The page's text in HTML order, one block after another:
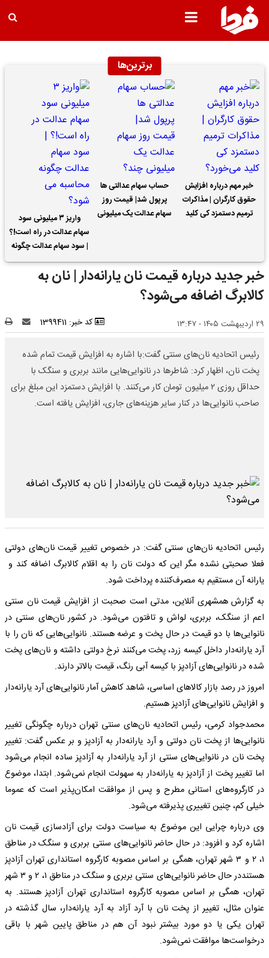
برترین‌ها
خبر مهم درباره افزایش
حقوق کارگران | مذاکرات
ترمیم دستمزد کی کلید
حساب سهام عدالتی ها
پرپول شد| قیمت روز
سهام عدالت یک میلیونی
واریز ۳ میلیونی سود
سهام عدالت در راه است!؟
| سود سهام عدالت چگونه
محاسبه می شود؟
خبر جدید درباره قیمت نان یارانه‌دار | نان به
کالابرگ اضافه می‌شود؟
۲۹ اردیبهشت ۱۴۰۵ - ۱۳:۴۷ کد خبر: 1399411
رئیس اتحادیه نان‌های سنتی گفت:با اشاره به افزایش قیمت تمام شده
پخت نان، اظهار کرد: شاطرها در نانوایی‌هایی مانند بربری و سنگک با
حداقل روزی ۲ میلیون تومان کار می‌کنند. با افزایش دستمزد این مبلغ برای
صاحب نانوایی‌ها در کنار سایر هزینه‌های جاری، افزایش یافته است.
رئیس اتحادیه نان‌های سنتی گفت: در خصوص تغییر قیمت نان‌های دولتی
فعلا صحبتی نشده مگر این که دولت نان را به اقلام کالابرگ اضافه کند و
یارانه آن مستقیم به مصرف‌کننده پرداخت شود.
به گزارش همشهری آنلاین، مدتی است صحبت از افزایش قیمت نان سنتی
اعم از سنگک، بربری، لواش و تافتون می‌شود. در کشور نان‌های سنتی در
نانوایی‌ها با دو قیمت در حال پخت و عرضه هستند. نانوایی‌هایی که نان را با
آرد یارانه‌دار داخل کیسه زرد، پخت می‌کنند نرخ دولتی داشته و نان‌های پخت
شده در نانوایی‌های آزادپز با کیسه آبی رنگ، قیمت بالاتر دارند.
امروز در رصد بازار کالاهای اساسی، شاهد کاهش آمار نانوایی‌های آرد یارانه‌دار
و افزایش نانوایی‌های آزادپز هستیم.
محمدجواد کرمی، رئیس اتحادیه نان‌های سنتی تهران درباره چگونگی تغییر
نانوایی‌ها از پخت نان دولتی و آرد یارانه‌دار به آزادپز و بر عکس گفت: تغییر
پخت نان در نانوایی‌های سنتی از آرد یارانه‌دار به آزادپز ساده انجام می‌شود
اما تغییر پخت از آزادپز به یارانه‌دار به سهولت انجام نمی‌شود. ابتدا، موضوع
در کارگروه‌های استانی مطرح و پس از موافقت امکان‌پذیر است که عموما
خیلی کم، چنین تغییری پذیرفته می‌شود.
وی درباره چرایی این موضوع به سیاست دولت برای آزادسازی قیمت نان
اشاره کرد و افزود: در حال حاضر نانوایی‌های سنتی بربری و سنگک در مناطق
۱، ۲ و ۳ شهر تهران، همگی بر اساس مصوبه کارگروه استانداری تهران آزادپز
هستنددر حال حاضر نانوایی‌های سنتی بربری و سنگک در مناطق ۱، ۲ و ۳ شهر
تهران، همگی بر اساس مصوبه کارگروه استانداری تهران آزادپز هستند. به
عنوان مثال، تغییر از پخت نان با آرد آزاد به آرد یارانه‌دار، سال گذشته در
تهران یکی یا دو مورد بیشتر نبود آن هم در مناطق پایین شهر با باقی
درخواست‌ها موافقت نمی‌شود.